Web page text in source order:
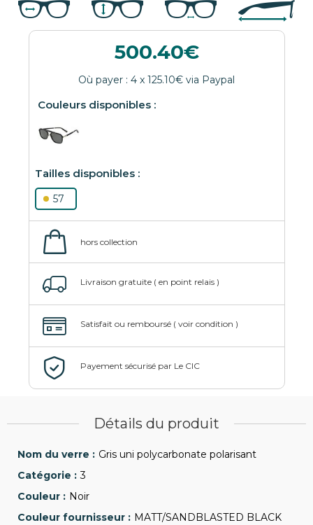
500.40
57
Détails du produit
Gris uni polycarbonate polarisant
3
Noir
MATT/SANDBLASTED BLACK